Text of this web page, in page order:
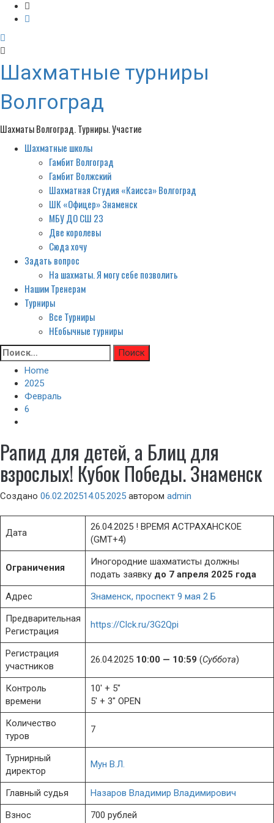
Шахматные турниры
Волгоград
Шахматы Волгоград. Турниры. Участие
PrimaryШахматные школы
Гамбит Волгоград
Гамбит Волжский
Шахматная Студия «Каисса» Волгоград
ШК «Офицер» Знаменск
МБУ ДО СШ 23
Две королевы
Сюда хочу
Задать вопрос
На шахматы. Я могу себе позволить
Нашим Тренерам
Турниры
Все Турниры
НЕобычные турниры
Skip
to
content
Найти:
Home
2025
Февраль
6
Рапид для детей, а Блиц для
взрослых! Кубок Победы. Знаменск
Создано 06.02.202514.05.2025 автором admin
Дата
26.04.2025 ! ВРЕМЯ АСТРАХАНСКОЕ
(GMT+4)
Ограничения
Иногородние шахматисты должны
подать заявку до 7 апреля 2025 года
Адрес
Знаменск, проспект 9 мая 2 Б
Предварительная
Регистрация
https://Clck.ru/3G2Qpi
Регистрация
участников
26.04.2025 10:00 — 10:59 (Суббота)
Контроль
времени
10′ + 5″
5′ + 3″ OPEN
Количество
туров
7
Турнирный
директор
Мун В.Л.
Главный судья
Назаров Владимир Владимирович
Взнос
700 рублей